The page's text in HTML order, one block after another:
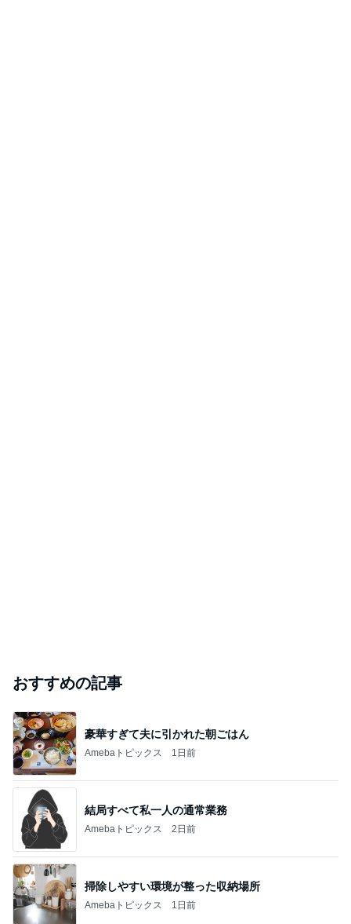
おすすめの記事
豪華すぎて夫に引かれた朝ごはん
Amebaトピックス 1日前
結局すべて私一人の通常業務
Amebaトピックス 2日前
掃除しやすい環境が整った収納場所
Amebaトピックス 1日前